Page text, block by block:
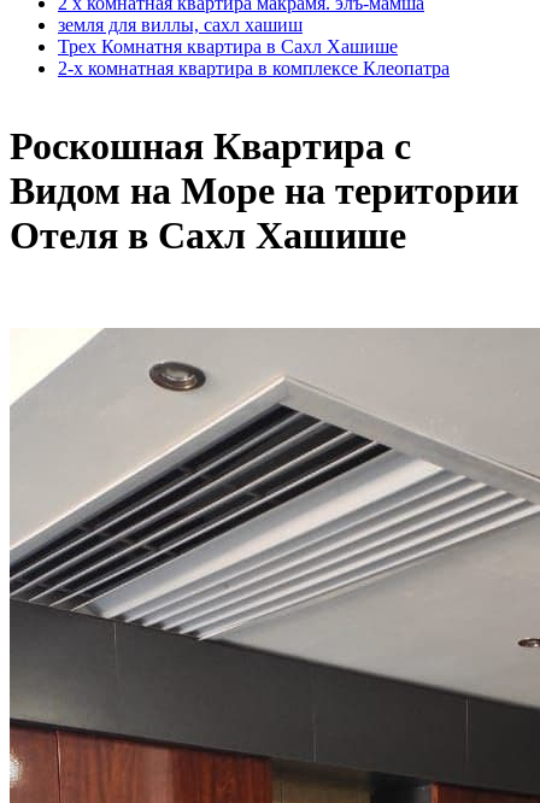
земля для виллы, сахл хашиш
Трех Комнатня квартира в Сахл Хашише
2-х комнатная квартира в комплексе Клеопатра
Роскошная Квартира с
Видом на Море на територии
Отеля в Сахл Хашише